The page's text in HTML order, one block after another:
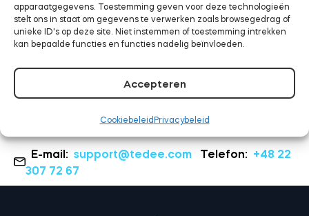
apparaatgegevens. Toestemming geven voor deze technologieën
stelt ons in staat om gegevens te verwerken zoals browsegedrag of
unieke ID's op deze site. Niet instemmen of toestemming intrekken
kan bepaalde functies en functies nadelig beïnvloeden.
Accepteren
Cookiebeleid Privacybeleid
Tedee GO2
Samsung SmartThings
LEES VERDER
E-mail: support@tedee.com Telefon: +48 22
307 72 67